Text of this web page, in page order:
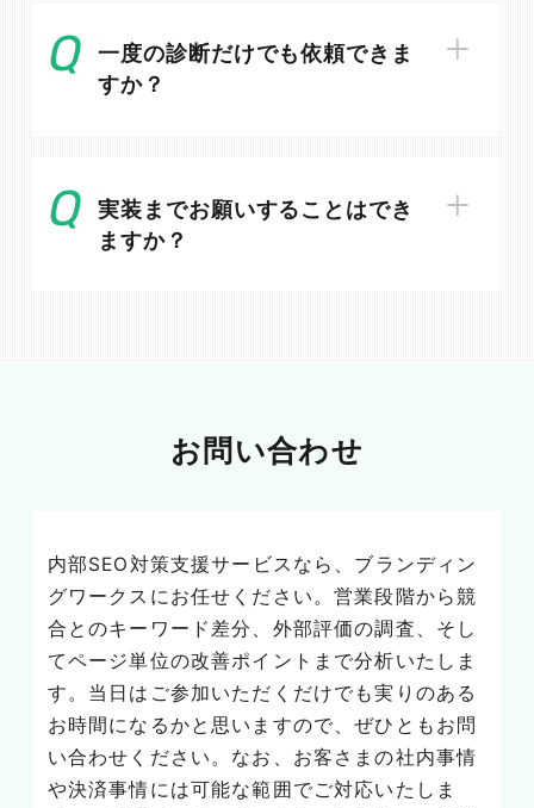
一度の診断だけでも依頼できま
すか？
実装までお願いすることはでき
ますか？
お問い合わせ
内部SEO対策支援サービスなら、ブランディン
グワークスにお任せください。営業段階から競
合とのキーワード差分、外部評価の調査、そし
てページ単位の改善ポイントまで分析いたしま
す。当日はご参加いただくだけでも実りのある
お時間になるかと思いますので、ぜひともお問
い合わせください。なお、お客さまの社内事情
や決済事情には可能な範囲でご対応いたしま